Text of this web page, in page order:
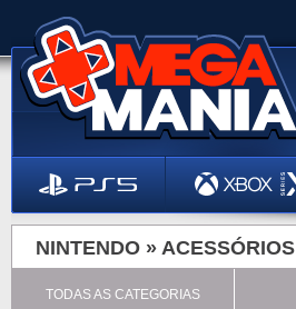
NINTENDO » ACESSÓRIOS
TODAS AS CATEGORIAS